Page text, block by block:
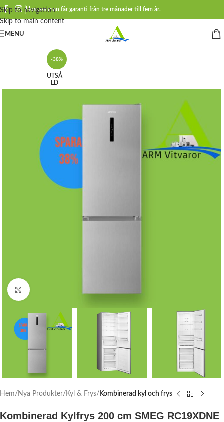
Skip to navigation
Skip to main content
Hos oss man får garanti från tre månader till fem år.
MENU
-38%
UTSÅ
LD
Click to enlarge
Hem Nya Produkter Kyl & Frys Kombinerad kyl och frys
Kombinerad Kylfrys 200 cm SMEG RC19XDNE